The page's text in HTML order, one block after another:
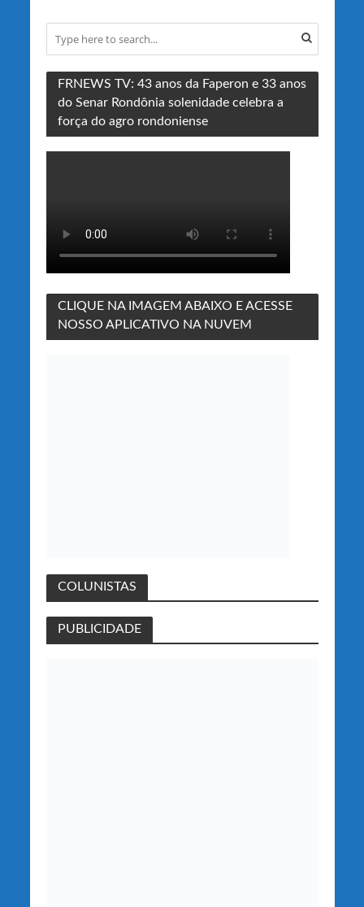
FRNEWS TV: 43 anos da Faperon e 33 anos
do Senar Rondônia solenidade celebra a
força do agro rondoniense
CLIQUE NA IMAGEM ABAIXO E ACESSE
NOSSO APLICATIVO NA NUVEM
COLUNISTAS
PUBLICIDADE